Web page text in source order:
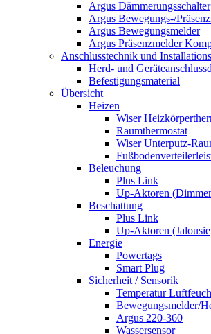
Argus Dämmerungsschalter
Argus Bewegungs-/
Argus Bewegungsmelder
Argus Präsenzmelder
Anschlusstechnik und
Herd- und
Befestigungsmaterial
Übersicht
Heizen
Wiser
Raumthermostat
Wiser Unterputz-
Beleuchung
Plus Link
Up-Aktoren
Beschattung
Plus Link
Up-Aktoren
Energie
Powertags
Smart Plug
Sicherheit / Sensorik
Temperatur
Bewegungsmelder/
Argus 220-360
Wassersensor